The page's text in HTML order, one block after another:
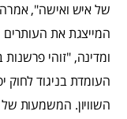
של איש ואישה", אמרה
המייצגת את
ומדינה, "זוהי
העומדת בניגוד לחוק
השוויון. המשמעות